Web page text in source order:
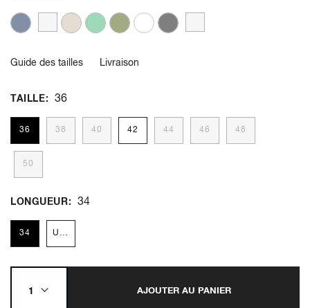
Guide des tailles Livraison
TAILLE 36
36 38 40 42 44 46 48
50
LONGUEUR 34
34 Unique
AJOUTER AU PANIER